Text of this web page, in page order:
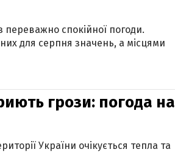
переважно спокійної погоди.
для серпня значень, а місцями
грози: погода на
України очікується тепла та